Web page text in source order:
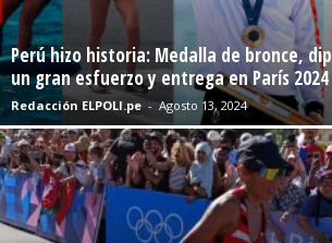
Perú hizo historia: Medalla de bronce,
un gran esfuerzo y entrega en París 2024
Redacción ELPOLI.pe - Agosto 13, 2024